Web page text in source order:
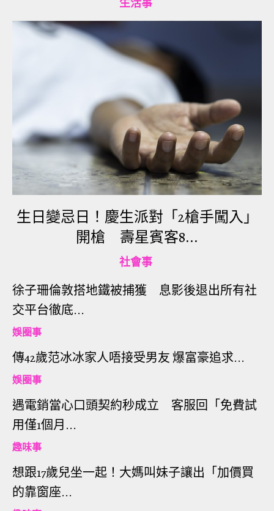
陳弘說:「在辭舊迎新的歲末年初，我們期望澳大利
亞當局能早日回歸理性，不再為美國反華勢力火中
取栗，真正為自身切實的國家利益著想，使兩國關
另外，西安外國語大學英文學院澳大利亞研究中心
副教授蘇銻平，同樣向衛星通訊社透露，儘管澳大
利亞總理莫里森也談到了澳大利亞的政治獨立性，
但在大多數情況下，他要和美國保持一致。蘇銻平
說：「我認為澳大利亞一直都是美國的跟班，應該
說在第二次世界大戰之後澳大利亞就轉向了美國，
並依賴美國對他們的支持。直至今日他們依然有這
方面的考慮，尤其是在軍事政治領域。目前美國號
價值新台幣8551萬元的澳洲大龍蝦日前被耽擱在上海
海關，直到龍蝦死亡。（示意畫面） 圖：翻攝現代
生日變忌日！慶生派對「2槍手闖入」
開槍 壽星賓客8...
社會事
徐子珊倫敦搭地鐵被捕獲 息影後退出所有社
交平台徹底...
娛圈事
傳42歲范冰冰家人唔接受男友 爆富豪追求...
娛圈事
遇電銷當心口頭契約秒成立 客服回「免費試
用僅1個月...
趣味事
想跟17歲兒坐一起！大媽叫妹子讓出「加價買
的靠窗座...